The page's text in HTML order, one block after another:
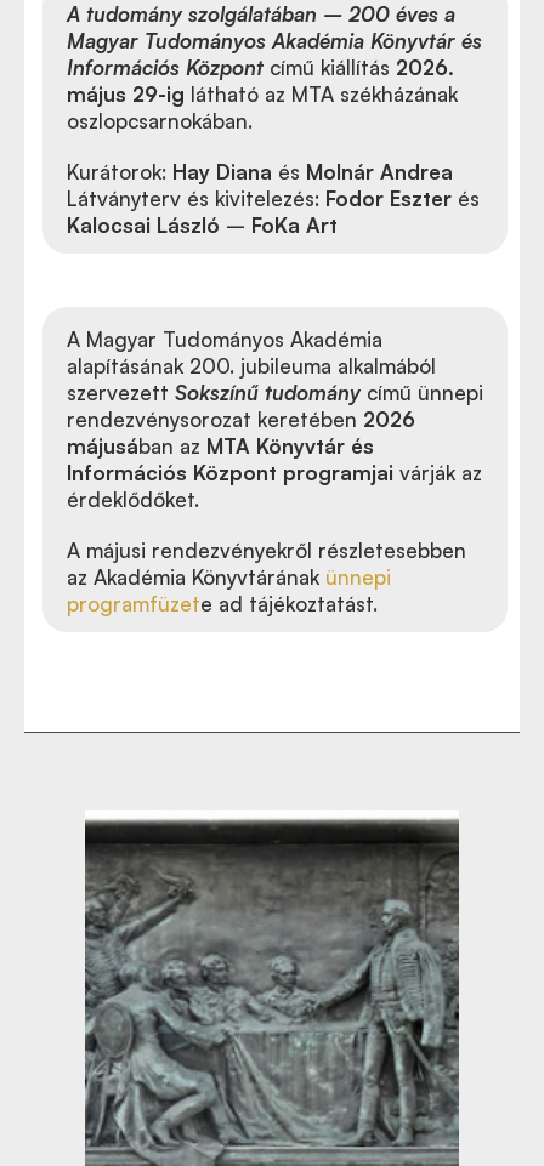
A tudomány szolgálatában – 200 éves a
Magyar Tudományos Akadémia Könyvtár és
Információs Központ című kiállítás 2026.
május 29-ig látható az MTA székházának
oszlopcsarnokában.
Kurátorok: Hay Diana és Molnár Andrea
Látványterv és kivitelezés: Fodor Eszter és
Kalocsai László – FoKa Art
A Magyar Tudományos Akadémia
alapításának 200. jubileuma alkalmából
szervezett Sokszínű tudomány című ünnepi
rendezvénysorozat keretében 2026
májusában az MTA Könyvtár és
Információs Központ programjai várják az
érdeklődőket.
A májusi rendezvényekről részletesebben
az Akadémia Könyvtárának ünnepi
programfüzete ad tájékoztatást.